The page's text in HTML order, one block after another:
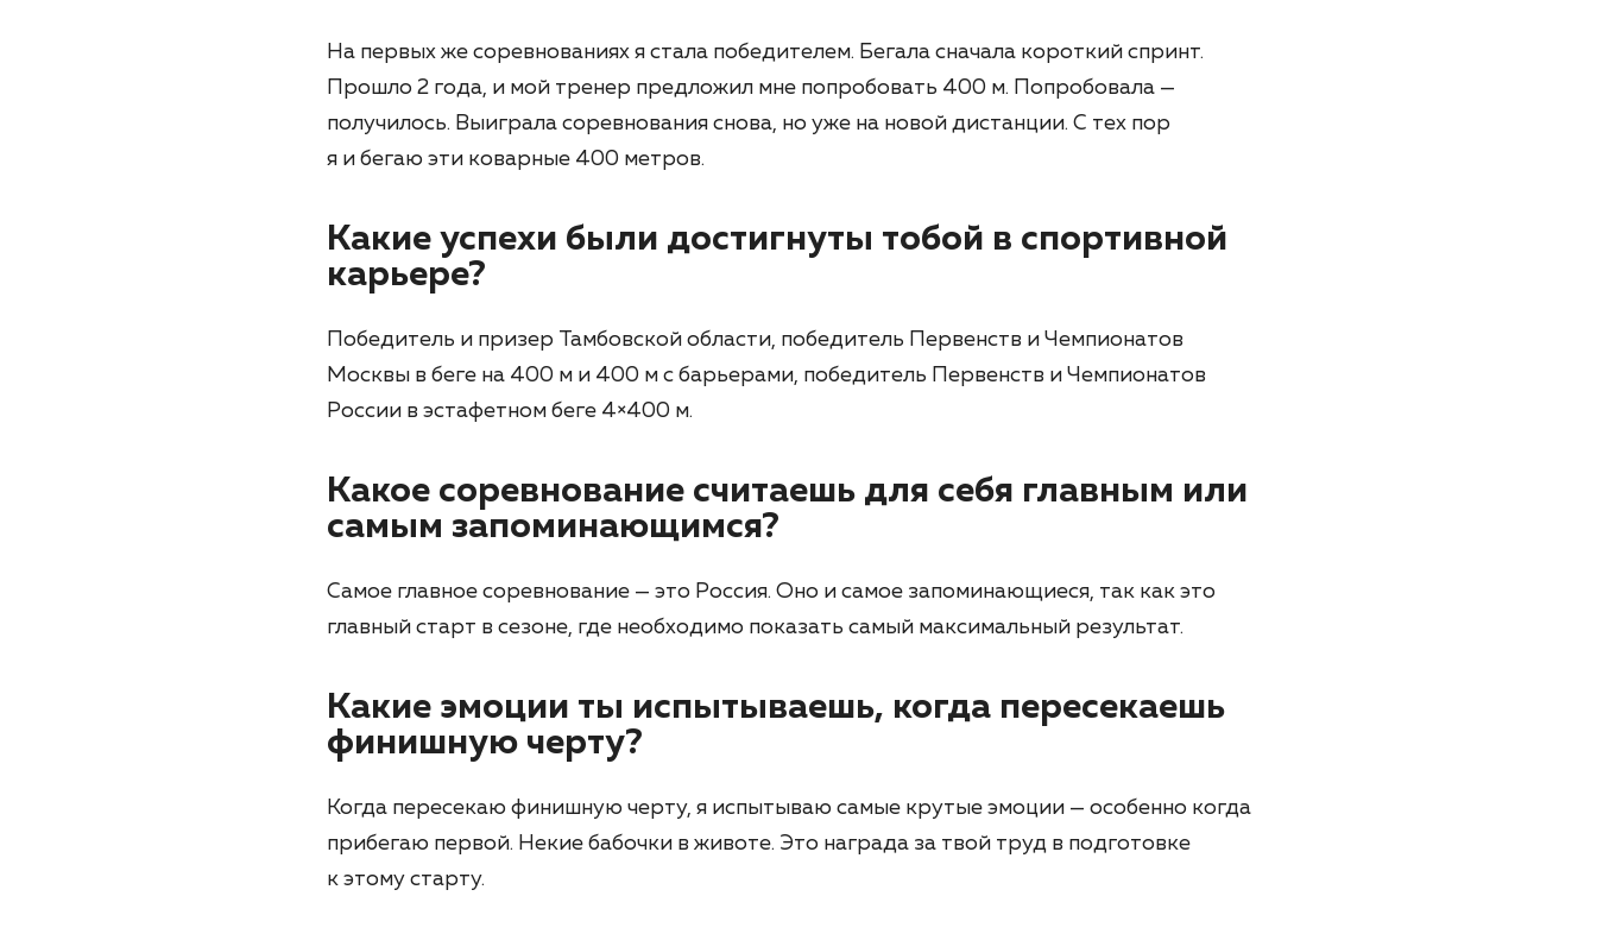
На первых же соревнованиях я стала победителем. Бегала сначала короткий спринт.
Прошло 2 года, и мой тренер предложил мне попробовать 400 м. Попробовала —
получилось. Выиграла соревнования снова, но уже на новой дистанции. С тех пор
я и бегаю эти коварные 400 метров.
Какие успехи были достигнуты тобой в спортивной
карьере?
Победитель и призер Тамбовской области, победитель Первенств и Чемпионатов
Москвы в беге на 400 м и 400 м с барьерами, победитель Первенств и Чемпионатов
России в эстафетном беге 4×400 м.
Какое соревнование считаешь для себя главным или
самым запоминающимся?
Самое главное соревнование — это Россия. Оно и самое запоминающиеся, так как это
главный старт в сезоне, где необходимо показать самый максимальный результат.
Какие эмоции ты испытываешь, когда пересекаешь
финишную черту?
Когда пересекаю финишную черту, я испытываю самые крутые эмоции — особенно когда
прибегаю первой. Некие бабочки в животе. Это награда за твой труд в подготовке
к этому старту.